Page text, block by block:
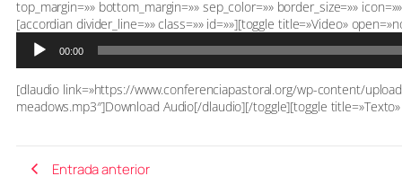
top_margin=»» bottom_margin=»» sep_color=»» border_size=»»
[accordian divider_line=»» class=»» id=»»][toggle title=»Video»
00:00
[dlaudio link=»https://www.conferenciapastoral.org/wp-content/
meadows.mp3″]Download Audio[/dlaudio][/toggle][toggle
Entrada anterior